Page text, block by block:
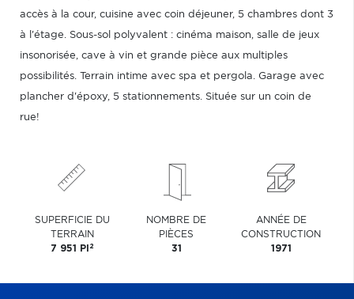
accès à la cour, cuisine avec coin déjeuner, 5 chambres dont 3
à l'étage. Sous-sol polyvalent : cinéma maison, salle de jeux
insonorisée, cave à vin et grande pièce aux multiples
possibilités. Terrain intime avec spa et pergola. Garage avec
plancher d'époxy, 5 stationnements. Située sur un coin de
rue!
SUPERFICIE DU
TERRAIN
7 951 PI 2
NOMBRE DE
PIÈCES
31
ANNÉE DE
CONSTRUCTION
1971